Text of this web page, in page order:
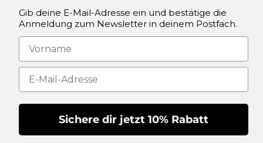
Gib deine E-Mail-Adresse ein und bestätige die
Anmeldung zum Newsletter in deinem Postfach.
Sichere dir jetzt 10% Rabatt